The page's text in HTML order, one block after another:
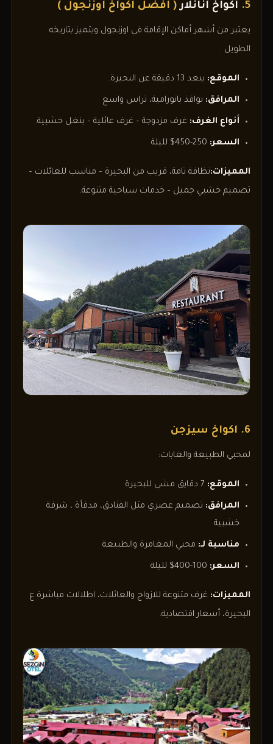
5. أكواخ انانلار( افضل اكواخ اوزنجول )
يعتبر من أشهر أماكن الإقامة في اوزنجول ويتميز بتاريخه
الطويل .
الموقع: يبعد 13 دقيقة عن البحيرة.
المرافق: نوافذ بانورامية، تراس واسع
أنواع الغرف: غرف مزدوجة – غرف عائلية – بنغل خشبية.
السعر:
المميزات:نظافة تامة، قريب من البحيرة – مناسب للعائلات –
تصميم خشبي جميل – خدمات سياحية متنوعة.
6. اكواخ سيزجن
لمحبي الطبيعة والغابات:
الموقع:
المرافق: تصميم عصري مثل الفنادق، مدفأة ، شرفة
خشبية
مناسبة لـ: محبي المغامرة والطبيعة
السعر:
المميزات: غرف متنوعة للازواج والعائلات، اطلالات مباشرة ع
البحيرة، أسعار اقتصادية.